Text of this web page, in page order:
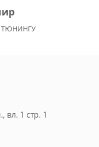
вл. 1 стр. 1